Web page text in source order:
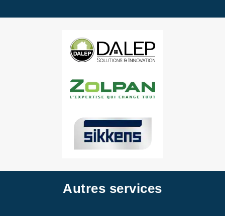
Autres services